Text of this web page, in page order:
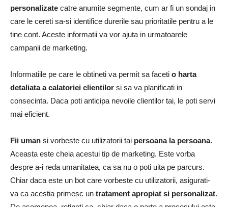
personalizate catre anumite segmente, cum ar fi un sondaj in
care le cereti sa-si identifice durerile sau prioritatile pentru a le
tine cont. Aceste informatii va vor ajuta in urmatoarele
campanii de marketing.
Informatiile pe care le obtineti va permit sa faceti o harta
detaliata a calatoriei clientilor si sa va planificati in
consecinta. Daca poti anticipa nevoile clientilor tai, le poti servi
mai eficient.
Fii uman si vorbeste cu utilizatorii tai persoana la persoana.
Aceasta este cheia acestui tip de marketing. Este vorba
despre a-i reda umanitatea, ca sa nu o poti uita pe parcurs.
Chiar daca este un bot care vorbeste cu utilizatorii, asigurati-
va ca acestia primesc un tratament apropiat si personalizat.